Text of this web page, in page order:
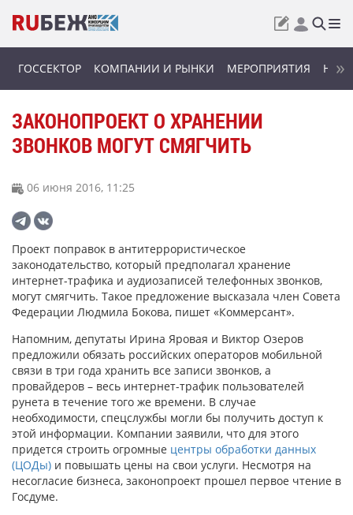
ГОССЕКТОР КОМПАНИИ И РЫНКИ МЕРОПРИЯТИЯ
ЗАКОНОПРОЕКТ О ХРАНЕНИИ
ЗВОНКОВ МОГУТ СМЯГЧИТЬ
06 июня 2016, 11:25
Проект поправок в антитеррористическое
законодательство, который предполагал хранение
интернет-трафика и аудиозаписей телефонных звонков,
могут смягчить. Такое предложение высказала член Совета
Федерации Людмила Бокова, пишет «Коммерсант».
Напомним, депутаты Ирина Яровая и Виктор Озеров
предложили обязать российских операторов мобильной
связи в три года хранить все записи звонков, а
провайдеров – весь интернет-трафик пользователей
рунета в течение того же времени. В случае
необходимости, спецслужбы могли бы получить доступ к
этой информации. Компании заявили, что для этого
придется строить огромные центры обработки данных
(ЦОДы) и повышать цены на свои услуги. Несмотря на
несогласие бизнеса, законопроект прошел первое чтение в
Госдуме.